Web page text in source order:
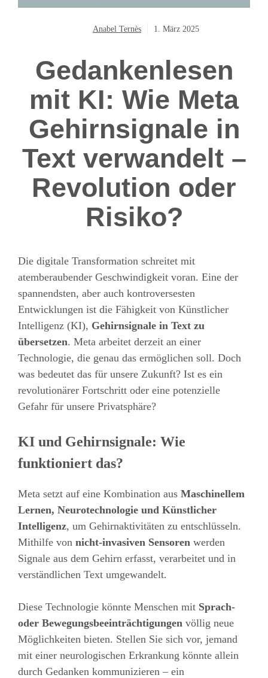
Anabel Ternès 1. März 2025
Gedankenlesen
mit KI: Wie Meta
Gehirnsignale in
Text verwandelt –
Revolution oder
Risiko?
Die digitale Transformation schreitet mit
atemberaubender Geschwindigkeit voran. Eine der
spannendsten, aber auch kontroversesten
Entwicklungen ist die Fähigkeit von Künstlicher
Intelligenz (KI), Gehirnsignale in Text zu
übersetzen. Meta arbeitet derzeit an einer
Technologie, die genau das ermöglichen soll. Doch
was bedeutet das für unsere Zukunft? Ist es ein
revolutionärer Fortschritt oder eine potenzielle
Gefahr für unsere Privatsphäre?
KI und Gehirnsignale: Wie
funktioniert das?
Meta setzt auf eine Kombination aus Maschinellem
Lernen, Neurotechnologie und Künstlicher
Intelligenz, um Gehirnaktivitäten zu entschlüsseln.
Mithilfe von nicht-invasiven Sensoren werden
Signale aus dem Gehirn erfasst, verarbeitet und in
verständlichen Text umgewandelt.
Diese Technologie könnte Menschen mit Sprach-
oder Bewegungsbeeinträchtigungen völlig neue
Möglichkeiten bieten. Stellen Sie sich vor, jemand
mit einer neurologischen Erkrankung könnte allein
durch Gedanken kommunizieren – ein